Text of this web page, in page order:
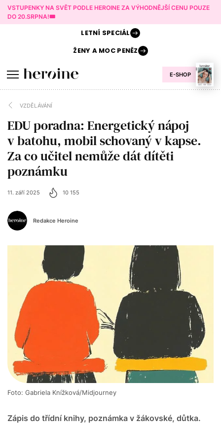
VSTUPENKY NA SVĚT PODLE HEROINE ZA VÝHODNĚJŠÍ CENU POUZE
DO 20.SRPNA!🎟️
E-SHOP
LETNÍ SPECIÁL
ŽENY AMOC PENĚZ
VZDĚLÁVÁNÍ
EDU poradna: Energetický nápoj
v batohu, mobil schovaný v kapse.
Za co učitel nemůže dát dítěti
poznámku
Redakce Heroine
11. září 2025 10 155
Zápis do třídní knihy, poznámka v žákovské, důtka.
Foto: Gabriela Knížková/Midjourney